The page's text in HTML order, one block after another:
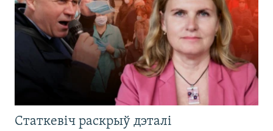
Статкевіч раскрыў дэталі